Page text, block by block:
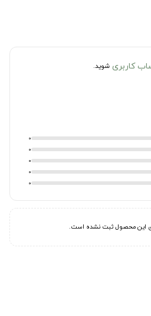
کاربری شوید.
0
0
0
0
0
این محصول ثبت نشده است.